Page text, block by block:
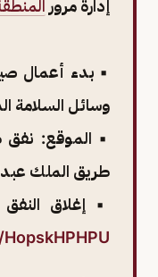
إدارة مرور
▪️ بدء أعمال
وسائل السلامة
▪️ الموقع:
طريق الملك
▪️ إغلاق